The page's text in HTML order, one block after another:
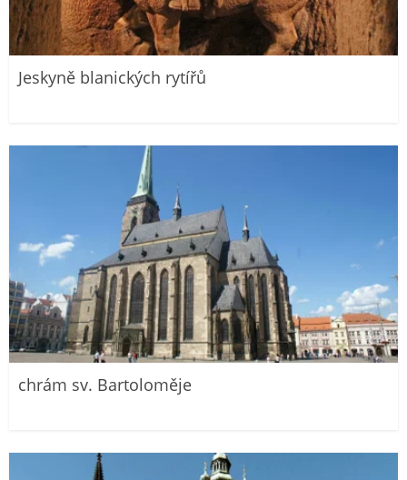
Jeskyně blanických rytířů
chrám sv. Bartoloměje